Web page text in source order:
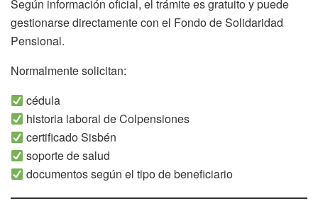
Según información oficial, el trámite es gratuito y puede
gestionarse directamente con el Fondo de Solidaridad
Pensional.
Normalmente solicitan:
cédula
historia laboral de Colpensiones
certificado Sisbén
soporte de salud
documentos según el tipo de beneficiario